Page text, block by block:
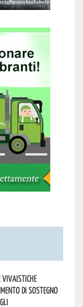
vivaistiche
di sostegno